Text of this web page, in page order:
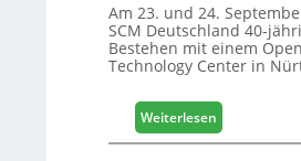
+
H
o
z
2
Am 23. und 24.
SCM Deutschland 40-
Bestehen mit einem
Technology Center in
Weiterlesen
4